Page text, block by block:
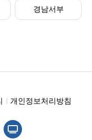
경남서부
개인정보처리방침